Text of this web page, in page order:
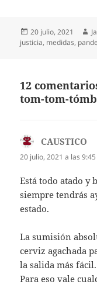
Publicado
el
20 julio, 2021
justicia, medidas,
12
tom-tom-
CAUSTICO
20 julio, 2021 a las 9:45
Está todo atado y
siempre tendrás
estado.
La sumisión
cerviz agachada
la salida más fácil.
Para eso vale